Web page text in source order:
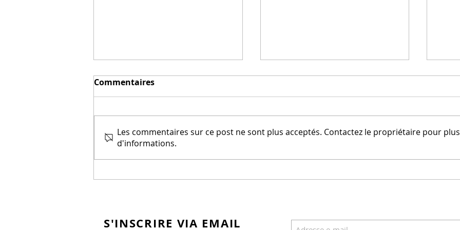
Independance day
FORUM MONDIAL POUR
Un
Commentaires
Les commentaires sur ce post ne sont plus acceptés. Contactez le propriétaire pour plus
d'informations.
S'INSCRIRE VIA EMAIL